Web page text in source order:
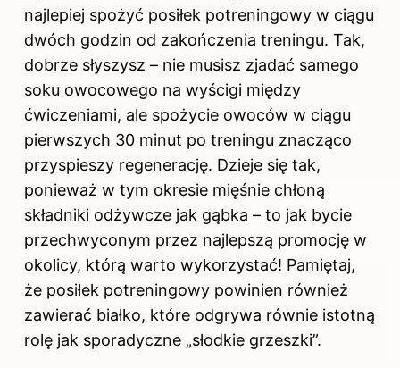
najlepiej spożyć posiłek potreningowy w ciągu
dwóch godzin od zakończenia treningu. Tak,
dobrze słyszysz – nie musisz zjadać samego
soku owocowego na wyścigi między
ćwiczeniami, ale spożycie owoców w ciągu
pierwszych 30 minut po treningu znacząco
przyspieszy regenerację. Dzieje się tak,
ponieważ w tym okresie mięśnie chłoną
składniki odżywcze jak gąbka – to jak bycie
przechwyconym przez najlepszą promocję w
okolicy, którą warto wykorzystać! Pamiętaj,
że posiłek potreningowy powinien również
zawierać białko, które odgrywa równie istotną
rolę jak sporadyczne „słodkie grzeszki”.